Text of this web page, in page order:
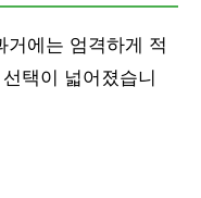
거에는 엄격하게 적
택이 넓어졌습니